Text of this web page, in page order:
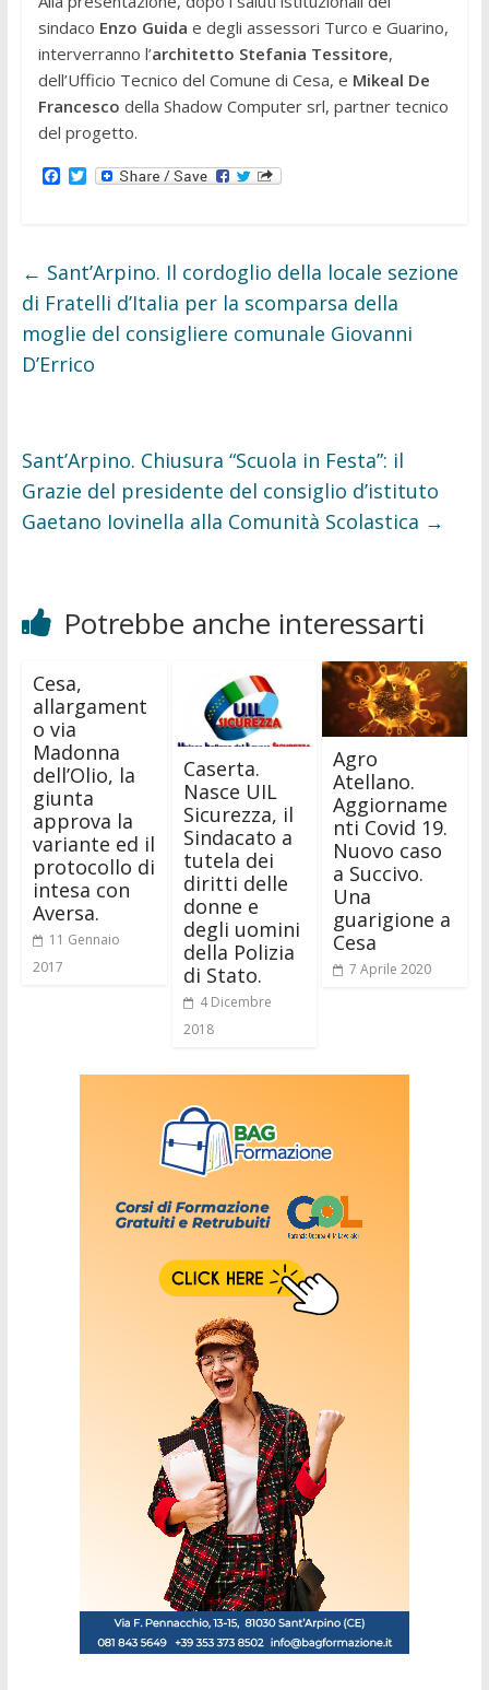
sindaco Enzo Guida e degli assessori Turco e Guarino,
interverranno l’architetto Stefania Tessitore,
dell’Ufficio Tecnico del Comune di Cesa, e Mikeal De
Francesco della Shadow Computer srl, partner tecnico
del progetto.
F
o
o
k
T
e
r
← Sant’Arpino. Il cordoglio della locale sezione
di Fratelli d’Italia per la scomparsa della
moglie del consigliere comunale Giovanni
D’Errico
Sant’Arpino. Chiusura “Scuola in Festa”: il
Grazie del presidente del consiglio d’istituto
Gaetano Iovinella alla Comunità Scolastica →
Potrebbe anche interessarti
Cesa,
allargament
o via
Madonna
dell’Olio, la
giunta
approva la
variante ed il
protocollo di
intesa con
Aversa.
11 Gennaio
2017
Caserta.
Nasce UIL
Sicurezza, il
Sindacato a
tutela dei
diritti delle
donne e
degli uomini
della Polizia
di Stato.
4 Dicembre
2018
Agro
Atellano.
Aggiorname
nti Covid 19.
Nuovo caso
a Succivo.
Una
guarigione a
Cesa
7 Aprile 2020